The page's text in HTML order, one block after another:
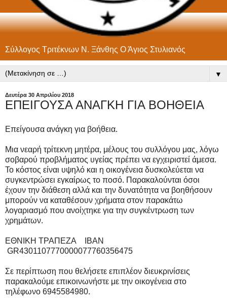
Σύλλογος Τριτέκνων Ν. Ξάνθης Ο Άγιος Στυλιανός
▼
Δευτέρα 30 Απριλίου 2018
ΕΠΕΙΓΟΥΣΑ ΑΝΑΓΚΗ ΓΙΑ ΒΟΗΘΕΙΑ
Επείγουσα ανάγκη για βοήθεια.
Μια νεαρή τρίτεκνη μητέρα, μέλους του συλλόγου μας, λόγω
σοβαρού προβλήματος υγείας πρέπει να εγχειριστεί άμεσα.
Το κόστος είναι υψηλό και η οικογένεια δυσκολεύεται να
συγκεντρώσει εγκαίρως το ποσό. Παρακαλούνται όσοι
έχουν την διάθεση αλλά και την δυνατότητα να βοηθήσουν
μπορούν να καταθέσουν χρήματα στον παρακάτω
λογαριασμό που ανοίχτηκε για την συγκέντρωση των
χρημάτων.
ΕΘΝΙΚΗ ΤΡΑΠΕΖΑ IBAN
GR4301107770000077760356475
Σε περίπτωση που θελήσετε επιπλέον διευκρινίσεις
παρακαλούμε επικοινωνήστε με την οικογένεια στο
τηλέφωνο 6945584980.